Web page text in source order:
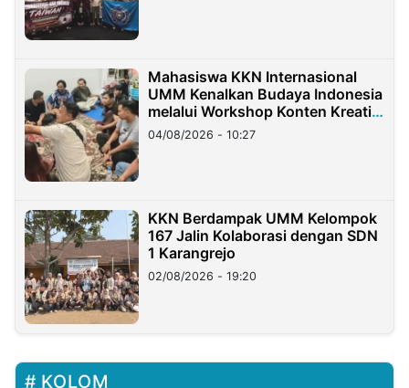
Mahasiswa KKN Internasional
UMM Kenalkan Budaya Indonesia
melalui Workshop Konten Kreatif
di Taiwan
04/08/2026 - 10:27
KKN Berdampak UMM Kelompok
167 Jalin Kolaborasi dengan SDN
1 Karangrejo
02/08/2026 - 19:20
KOLOM